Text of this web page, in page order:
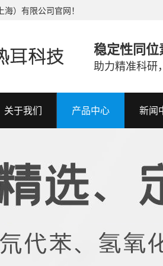
）有限公司官网！
稳定性同
助力精准科研
关于我们 产品中心 新闻